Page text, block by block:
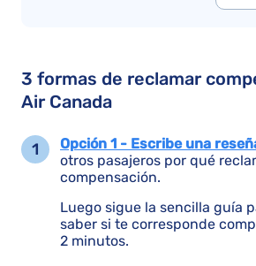
3 formas de reclamar
Air Canada
Opción 1 - Escribe una
otros pasajeros por qué
compensación.
Luego sigue la sencilla guía
saber si te corresponde
2 minutos.